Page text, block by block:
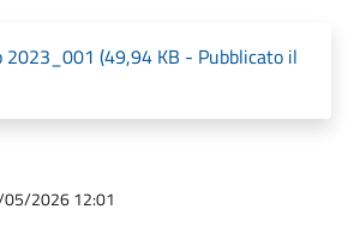
2023_001 (49,94 KB - Pubblicato il
05/2026 12:01